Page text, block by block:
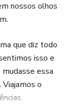
nossos olhos
que diz todo
isso e
essa
Viajamos o